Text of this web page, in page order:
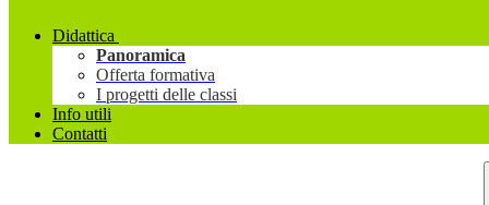
Didattica
Panoramica
Offerta formativa
I progetti delle classi
Info utili
Contatti